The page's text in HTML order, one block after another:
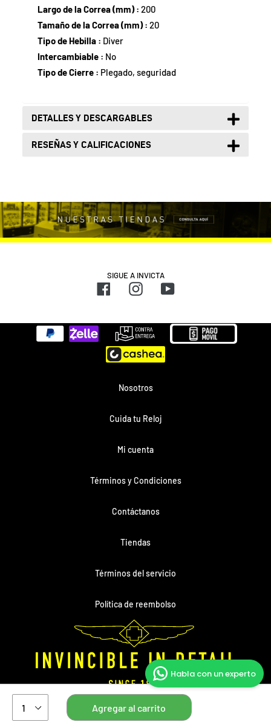
Largo de la Correa (mm) :200
Tamaño de la Correa (mm) :20
Tipo de Hebilla : Diver
Intercambiable : No
Tipo de Cierre : Plegado, seguridad
DETALLES Y DESCARGABLES
RESEÑAS Y CALIFICACIONES
SIGUE A INVICTA
FacebookInstagramYouTube
Métodos
de
Nosotros
Cuida tu Reloj
Mi cuenta
Términos y Condiciones
Contáctanos
Tiendas
Términos del servicio
Política de reembolso
Copyright © 2026 Invicta Venezuela- Todos los derechos reservados
Habla con un experto